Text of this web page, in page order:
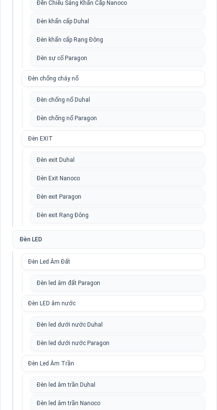
Đền Chiếu Sáng Khẩn Cấp Nanoco
Đèn khẩn cấp Duhal
Đèn khẩn cấp Rạng Đông
Đèn sự cố Paragon
Đèn chống cháy nổ
Đèn chống nổ Duhal
Đèn chống nổ Paragon
Đèn EXIT
Đèn exit Duhal
Đèn Exit Nanoco
Đèn exit Paragon
Đèn exit Rạng Đông
Đèn LED
Đèn Led Âm Đất
Đèn led âm đất Paragon
Đèn LED âm nước
Đèn led dưới nước Duhal
Đèn led dưới nước Paragon
Đèn Led Âm Trần
Đèn led âm trần Duhal
Đèn led âm trần Nanoco